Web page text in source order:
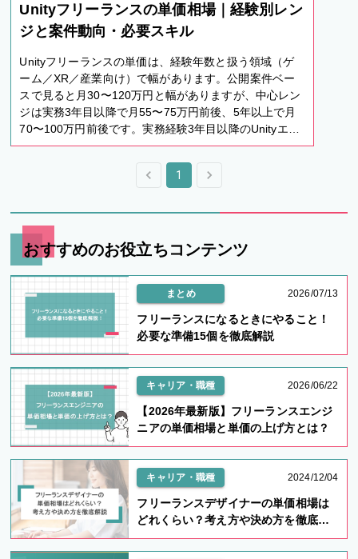
Unityフリーランスの単価相場｜経験別レン
ジと案件動向・必要スキル
Unityフリーランスの単価は、経験年数と扱う領域（ゲ
ーム／XR／産業向け）で幅があります。公開案件ベー
スで見ると月30〜120万円と幅がありますが、中心レン
ジは実務3年目以降で月55〜75万円前後、5年以上で月
70〜100万円前後です。実務経験3年目以降のUnityエン
ジニアが「今の自分は市場でどのレンジか」「何を伸ば
せば上振れするか」を判断できるよう、経験別・領域別
の相場と2026年の案件動向、獲得の実践ステップまで
1
おすすめのお役立ちコンテンツ
まとめ 2026/07/13
フリーランスになるときにやること！
必要な準備15個を徹底解説
キャリア・職種 2026/06/22
【2026年最新版】フリーランスエンジ
ニアの単価相場と単価の上げ方とは？
キャリア・職種 2024/12/04
フリーランスデザイナーの単価相場は
どれくらい？考え方や決め方を徹底解
説